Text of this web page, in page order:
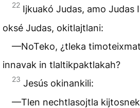
22 Ijkuakó Judas, amo Judas
oksé Judas, okitlajtlani:
—NoTeko, ¿tleka
innavak in tlaltikpaktlakah?
23 Jesús okinankili:
—Tlen nechtlasojtla